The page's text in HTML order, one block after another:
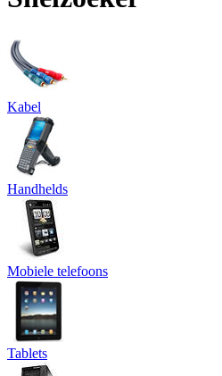
Kabel
Handhelds
Mobiele telefoons
Tablets